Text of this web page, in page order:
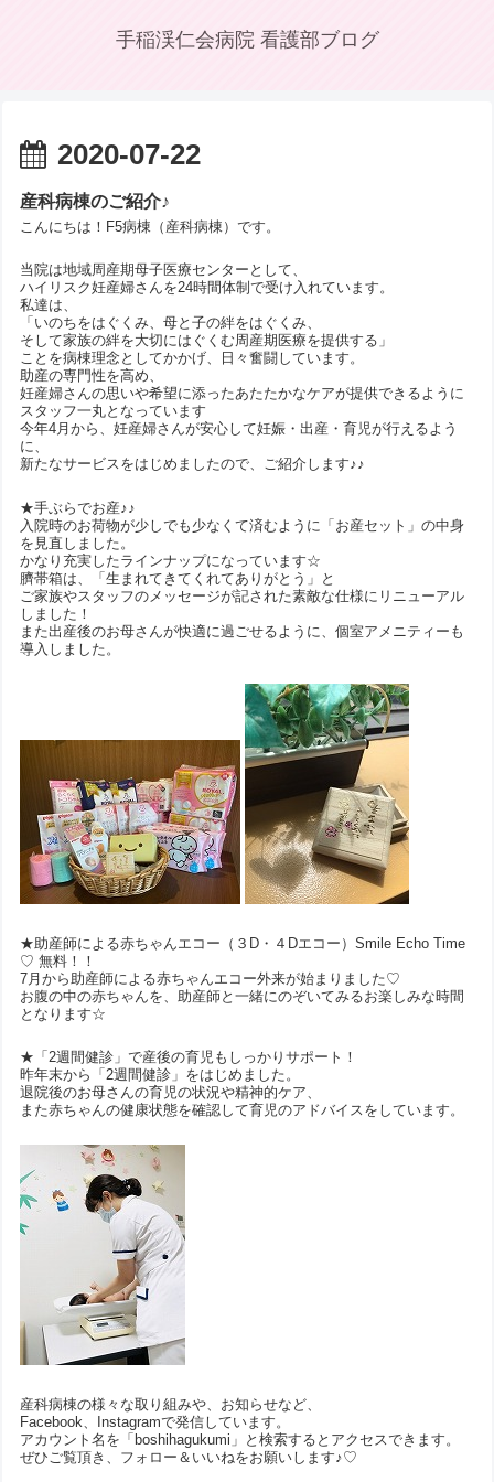
手稲渓仁会病院 看護部ブログ
2020-07-22
産科病棟のご紹介♪
こんにちは！F5病棟（産科病棟）です。
当院は地域周産期母子医療センターとして、
ハイリスク妊産婦さんを24時間体制で受け入れています。
私達は、
「いのちをはぐくみ、母と子の絆をはぐくみ、
そして家族の絆を大切にはぐくむ周産期医療を提供する」
ことを病棟理念としてかかげ、日々奮闘しています。
助産の専門性を高め、
妊産婦さんの思いや希望に添ったあたたかなケアが提供できるように
スタッフ一丸となっています
今年4月から、妊産婦さんが安心して妊娠・出産・育児が行えるよう
に、
新たなサービスをはじめましたので、ご紹介します♪♪
★手ぶらでお産♪♪
入院時のお荷物が少しでも少なくて済むように「お産セット」の中身
を見直しました。
かなり充実したラインナップになっています☆
臍帯箱は、「生まれてきてくれてありがとう」と
ご家族やスタッフのメッセージが記された素敵な仕様にリニューアル
しました！
また出産後のお母さんが快適に過ごせるように、個室アメニティーも
導入しました。
★助産師による赤ちゃんエコー（３D・４Dエコー）Smile Echo Time
♡ 無料！！
7月から助産師による赤ちゃんエコー外来が始まりました♡
お腹の中の赤ちゃんを、助産師と一緒にのぞいてみるお楽しみな時間
となります☆
★「2週間健診」で産後の育児もしっかりサポート！
昨年末から「2週間健診」をはじめました。
退院後のお母さんの育児の状況や精神的ケア、
また赤ちゃんの健康状態を確認して育児のアドバイスをしています。
産科病棟の様々な取り組みや、お知らせなど、
Facebook、Instagramで発信しています。
アカウント名を「boshihagukumi」と検索するとアクセスできます。
ぜひご覧頂き、フォロー＆いいねをお願いします♪♡